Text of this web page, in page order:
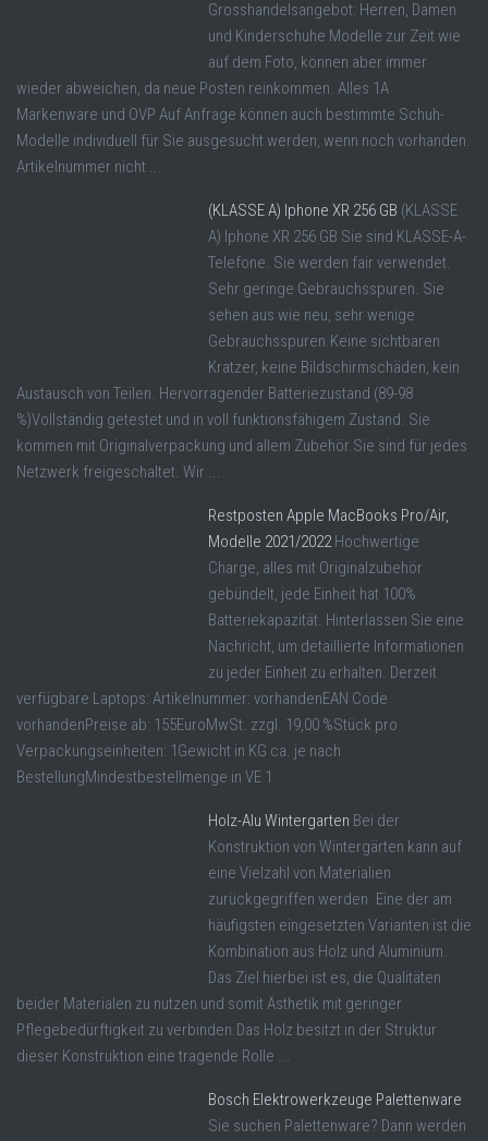
Grosshandelsangebot: Herren, Damen
und Kinderschuhe Modelle zur Zeit wie
auf dem Foto, können aber immer
wieder abweichen, da neue Posten reinkommen. Alles 1A
Markenware und OVP Auf Anfrage können auch bestimmte Schuh-
Modelle individuell für Sie ausgesucht werden, wenn noch vorhanden.
Artikelnummer nicht ...
(KLASSE A) Iphone XR 256 GB (KLASSE
A) Iphone XR 256 GB Sie sind KLASSE-A-
Telefone. Sie werden fair verwendet.
Sehr geringe Gebrauchsspuren. Sie
sehen aus wie neu, sehr wenige
Gebrauchsspuren.Keine sichtbaren
Kratzer, keine Bildschirmschäden, kein
Austausch von Teilen. Hervorragender Batteriezustand (89-98
%)Vollständig getestet und in voll funktionsfähigem Zustand. Sie
kommen mit Originalverpackung und allem Zubehör.Sie sind für jedes
Netzwerk freigeschaltet. Wir ...
Restposten Apple MacBooks Pro/Air,
Modelle 2021/2022 Hochwertige
Charge, alles mit Originalzubehör
gebündelt, jede Einheit hat 100%
Batteriekapazität. Hinterlassen Sie eine
Nachricht, um detaillierte Informationen
zu jeder Einheit zu erhalten. Derzeit
verfügbare Laptops: Artikelnummer: vorhandenEAN Code
vorhandenPreise ab: 155EuroMwSt. zzgl. 19,00 %Stück pro
Verpackungseinheiten: 1Gewicht in KG ca. je nach
BestellungMindestbestellmenge in VE 1
Holz-Alu Wintergarten Bei der
Konstruktion von Wintergärten kann auf
eine Vielzahl von Materialien
zurückgegriffen werden. Eine der am
häufigsten eingesetzten Varianten ist die
Kombination aus Holz und Aluminium.
Das Ziel hierbei ist es, die Qualitäten
beider Materialen zu nutzen und somit Ästhetik mit geringer
Pflegebedürftigkeit zu verbinden.Das Holz besitzt in der Struktur
dieser Konstruktion eine tragende Rolle ...
Bosch Elektrowerkzeuge Palettenware
Sie suchen Palettenware? Dann werden